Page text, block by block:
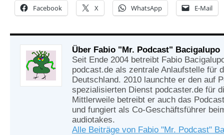
Facebook X WhatsApp E-Mail
Über Fabio "Mr. Podcast" Bacigalupo
Seit Ende 2004 betreibt Fabio
podcast.de als zentrale Anlaufstelle für
Deutschland. 2010 launchte er den auf
spezialisierten Dienst podcaster.de für
Mittlerweile betreibt er auch das
und fungiert als Co-Geschäftsführer
audiotakes.
Alle Beiträge von Fabio "Mr. Podcast"